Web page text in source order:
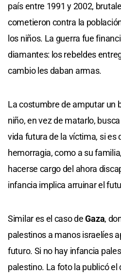
país entre 1991 y 2002,
cometieron contra la
los niños. La guerra fue
diamantes: los rebeldes
cambio les daban armas.
La costumbre de amputar un
niño, en vez de matarlo,
vida futura de la víctima, si es
hemorragia, como a su
hacerse cargo del ahora
infancia implica arruinar el
Similar es el caso deGaza,
palestinos a manos israelíes
futuro. Si no hay infancia
palestino. La foto la publicó el